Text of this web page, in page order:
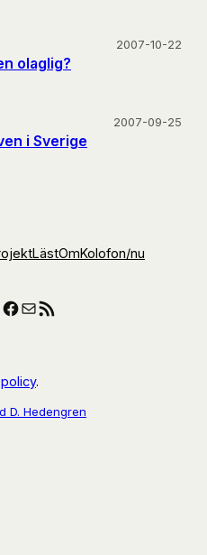
olaglig?
2007-10-22
i Sverige
2007-09-25
LästOmKolofon/nu
Facebook
E-postRSS-flöde
policy.
D. Hedengren